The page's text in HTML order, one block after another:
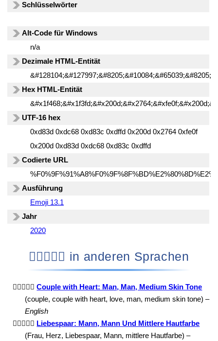
Schlüsselwörter
Alt-Code für Windows
n/a
Dezimale HTML-Entität
Hex HTML-Entität
UTF-16 hex
0xd83d 0xdc68 0xd83c 0xdffd 0x200d 0x2764 0xfe0f
0x200d 0xd83d 0xdc68 0xd83c 0xdffd
Codierte URL
Ausführung
Emoji 13.1
Jahr
2020
👨🏽‍❤️‍👨🏽 in anderen Sprachen
👨🏽‍❤️‍👨🏽 Couple with Heart: Man, Man, Medium Skin Tone
(couple, couple with heart, love, man, medium skin tone) –
English
👨🏽‍❤️‍👨🏽 Liebespaar: Mann, Mann Und Mittlere Hautfarbe
(Frau, Herz, Liebespaar, Mann, mittlere Hautfarbe) –